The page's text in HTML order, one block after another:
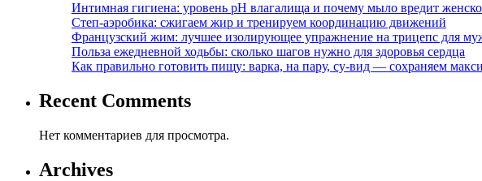
Интимная гигиена: уровень pH влагалища и почему мыло вредит
Степ-аэробика: сжигаем жир и тренируем координацию движений
Французский жим: лучшее изолирующее упражнение на трицепс для
Польза ежедневной ходьбы: сколько шагов нужно для здоровья сердца
Как правильно готовить пищу: варка, на пару, су-вид — сохраняем
Recent Comments
Нет комментариев для просмотра.
Archives